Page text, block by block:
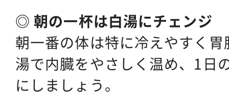
◎ 朝の一杯は白湯にチェンジ
朝一番の体は特に冷えやすく
湯で内臓をやさしく温め、1日
にしましょう。